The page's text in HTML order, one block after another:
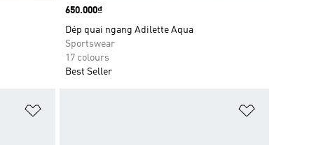
Price
650.000₫
Dép quai ngang Adilette Aqua
Sportswear
17 colours
Best Seller